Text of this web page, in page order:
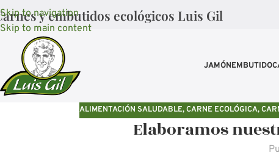
Skip to navigation
Skip to main content
y embutidos ecológicos Luis Gil
JAMÓNEMBUTIDO
ALIMENTACIÓN SALUDABLE,CARNE ECOLÓGICA,
Elaboramos